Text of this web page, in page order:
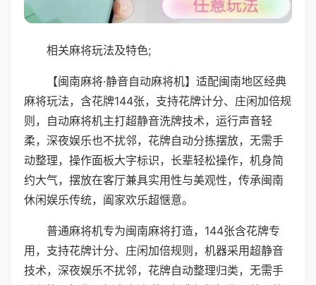
相关麻将玩法及特色;
【闽南麻将·静音自动麻将机】适配闽南地区经典
麻将玩法，含花牌144张，支持花牌计分、庄闲加倍规
则，自动麻将机主打超静音洗牌技术，运行声音轻
柔，深夜娱乐也不扰邻，花牌自动分拣摆放，无需手
动整理，操作面板大字标识，长辈轻松操作，机身简
约大气，摆放在客厅兼具实用性与美观性，传承闽南
休闲娱乐传统，阖家欢乐超惬意。
普通麻将机专为闽南麻将打造，144张含花牌专
用，支持花牌计分、庄闲加倍规则，机器采用超静音
技术，深夜娱乐不扰邻，花牌自动整理归类，无需手